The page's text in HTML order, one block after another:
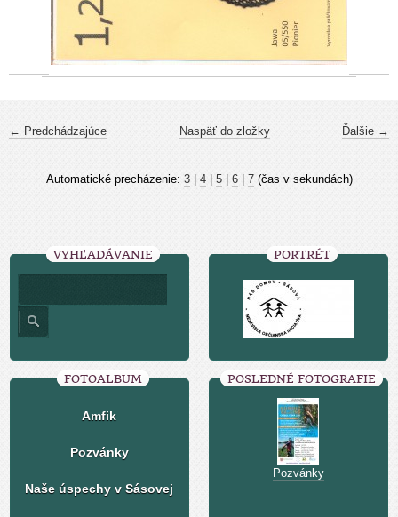
← Predchádzajúce Ďalšie →
Naspäť do zložky
Automatické precházenie: 3| 4| 5| 6| 7(čas v sekundách)
VYHĽADÁVANIE PORTRÉT
FOTOALBUM
Amfik
Pozvánky
Naše úspechy v Sásovej
POSLEDNÉ FOTOGRAFIE
Pozvánky